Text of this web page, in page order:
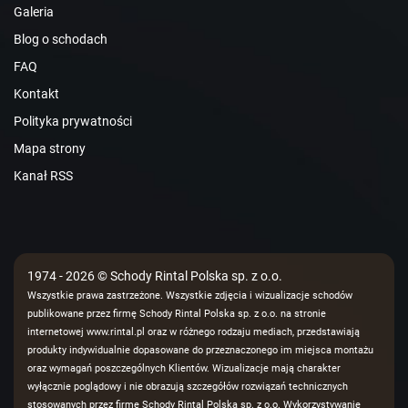
Galeria
Blog o schodach
FAQ
Kontakt
Polityka prywatności
Mapa strony
Kanał RSS
1974 - 2026 © Schody Rintal Polska sp. z o.o.
Wszystkie prawa zastrzeżone. Wszystkie zdjęcia i wizualizacje schodów
publikowane przez firmę Schody Rintal Polska sp. z o.o. na stronie
internetowej www.rintal.pl oraz w różnego rodzaju mediach, przedstawiają
produkty indywidualnie dopasowane do przeznaczonego im miejsca montażu
oraz wymagań poszczególnych Klientów. Wizualizacje mają charakter
wyłącznie poglądowy i nie obrazują szczegółów rozwiązań technicznych
stosowanych przez firmę Schody Rintal Polska sp. z o.o. Wykorzystywanie